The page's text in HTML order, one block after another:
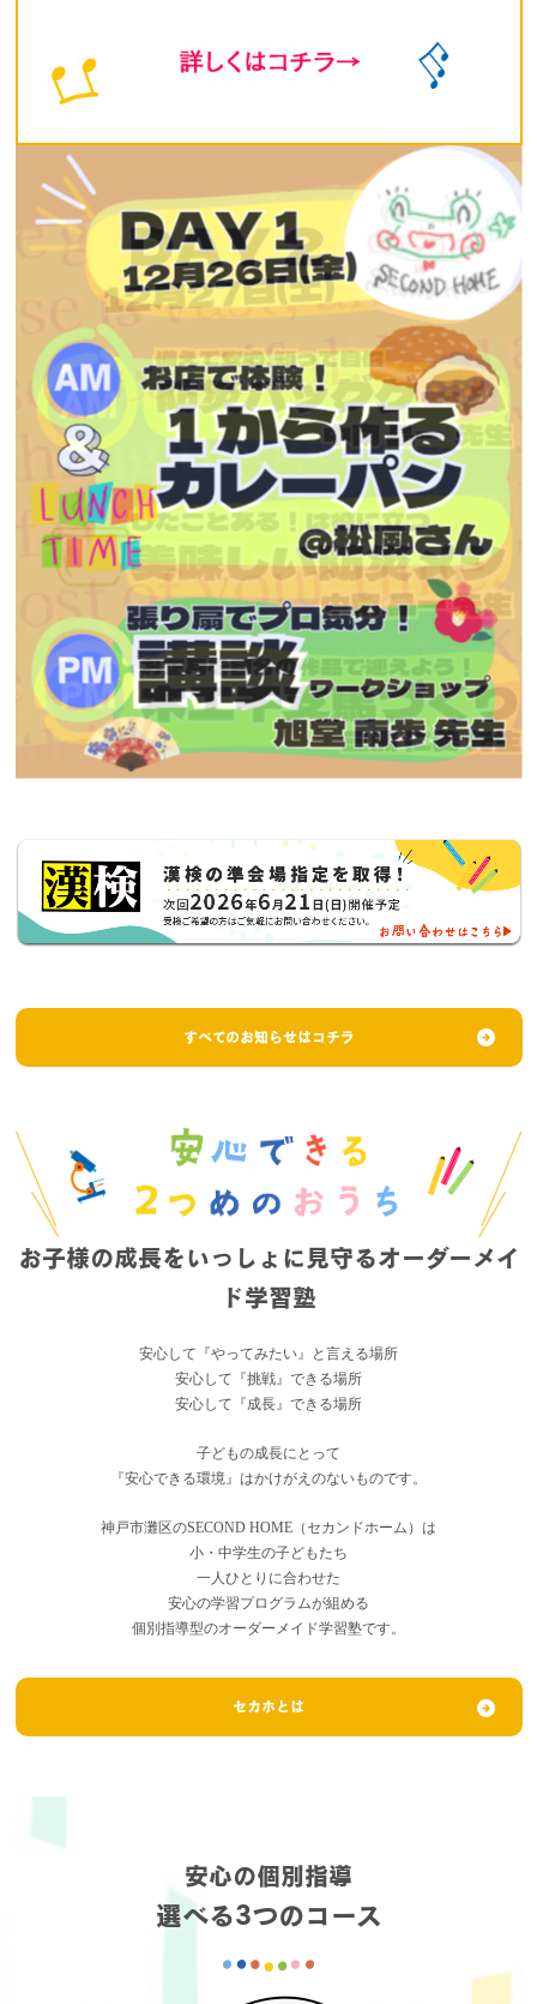
すべてのお知らせはコチラ
お子様の成長をいっしょに見守るオーダーメイ
ド学習塾
安心して『やってみたい』と言える場所
安心して『挑戦』できる場所
安心して『成長』できる場所
子どもの成長にとって
『安心できる環境』はかけがえのないものです。
神戸市灘区のSECOND HOME（セカンドホーム）は
小・中学生の子どもたち
一人ひとりに合わせた
安心の学習プログラムが組める
個別指導型のオーダーメイド学習塾です。
セカホとは
安心の個別指導
選べる3つのコース